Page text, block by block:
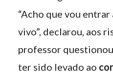
“Acho que vou entrar
vivo”, declarou, aos
professor
ter sido levado ao